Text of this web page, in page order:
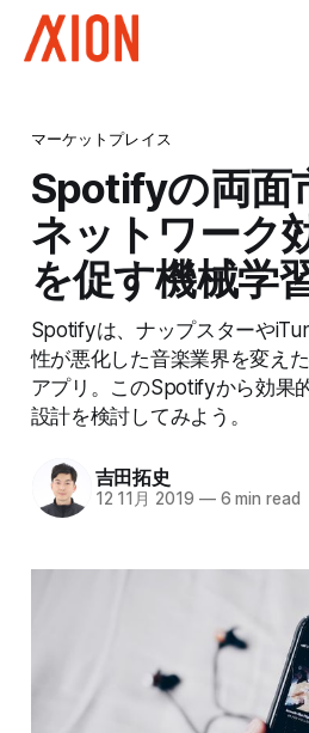
マーケットプレイス
Spotifyの両面
ネットワーク
を促す機械学
Spotifyは、ナップスターや
性が悪化した音楽業界を変え
アプリ。このSpotifyから効果
設計を検討してみよう。
吉田拓史
12 11月 2019 —6 min read